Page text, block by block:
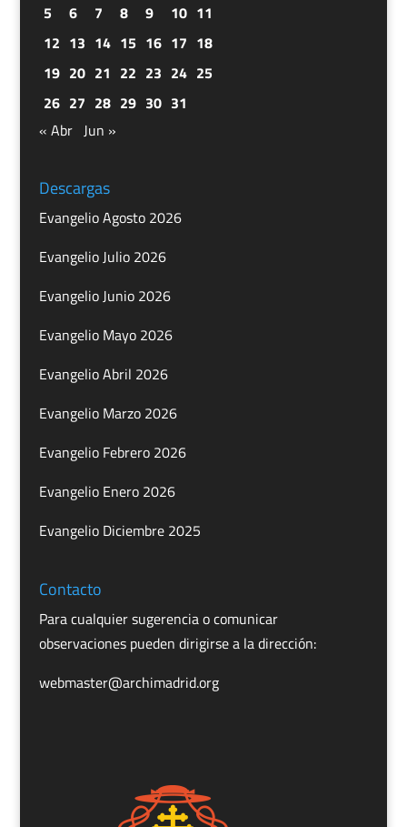
5
6 7 8 9 10 11
12 13 14 15 16 17 18
19 20 21 22 23 24 25
26 27 28 29 30 31
« Abr Jun »
Descargas
Evangelio Agosto 2026
Evangelio Julio 2026
Evangelio Junio 2026
Evangelio Mayo 2026
Evangelio Abril 2026
Evangelio Marzo 2026
Evangelio Febrero 2026
Evangelio Enero 2026
Evangelio Diciembre 2025
Contacto
Para cualquier sugerencia o comunicar
observaciones pueden dirigirse a la dirección:
webmaster@archimadrid.org